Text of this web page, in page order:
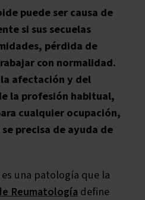
puede ser causa de
si sus secuelas
pérdida de
con normalidad.
afectación y del
la profesión habitual,
cualquier ocupación,
precisa de ayuda de
una patología que la
Reumatología define